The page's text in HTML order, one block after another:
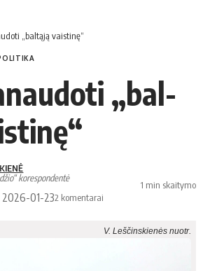
„bal­tąją vais­ti­nę“
„bal­
korespondentė
2026-01-232 komentarai
1 min skaitymo
V. Leščinskienės nuotr.